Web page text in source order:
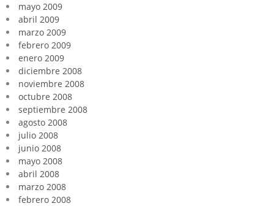
mayo 2009
abril 2009
marzo 2009
febrero 2009
enero 2009
diciembre 2008
noviembre 2008
octubre 2008
septiembre 2008
agosto 2008
julio 2008
junio 2008
mayo 2008
abril 2008
marzo 2008
febrero 2008